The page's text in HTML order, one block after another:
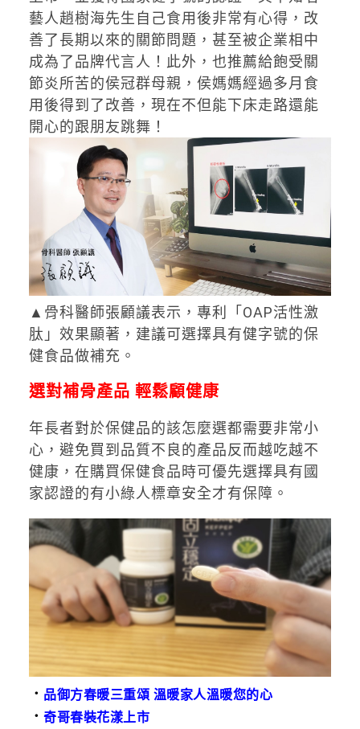
藝人趙樹海先生自己食用後非常有心得，改
善了長期以來的關節問題，甚至被企業相中
成為了品牌代言人！此外，也推薦給飽受關
節炎所苦的侯冠群母親，侯媽媽經過多月食
用後得到了改善，現在不但能下床走路還能
開心的跟朋友跳舞！
▲骨科醫師張顧議表示，專利「OAP活性激
肽」效果顯著，建議可選擇具有健字號的保
健食品做補充。
選對補骨產品 輕鬆顧健康
年長者對於保健品的該怎麼選都需要非常小
心，避免買到品質不良的產品反而越吃越不
健康，在購買保健食品時可優先選擇具有國
家認證的有小綠人標章安全才有保障。
． 品御方春暖三重頌 溫暖家人溫暖您的心
．奇哥春裝花漾上市